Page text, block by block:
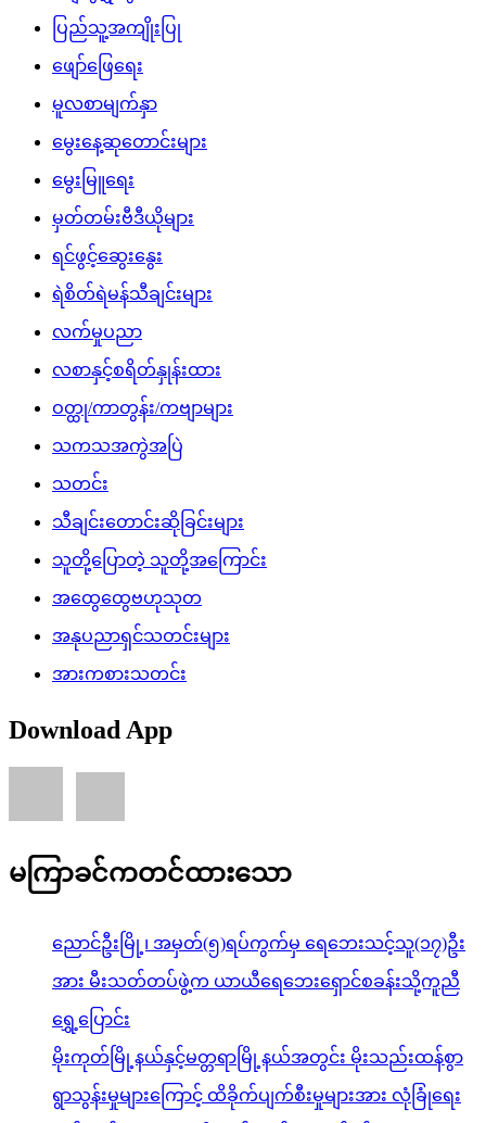
ပြည်သူ့အကျိုးပြု
ဖျော်ဖြေရေး
မူလစာမျက်နှာ
မွေးနေ့ဆုတောင်းများ
မွေးမြူရေး
မှတ်တမ်းဗီဒီယိုများ
ရင်ဖွင့်ဆွေးနွေး
ရဲစိတ်ရဲမန်သီချင်းများ
လက်မှုပညာ
လစာနှင့်စရိတ်နှုန်းထား
ဝတ္ထု/ကာတွန်း/ကဗျာများ
သကသအကွဲအပြဲ
သတင်း
သီချင်းတောင်းဆိုခြင်းများ
သူတို့ပြောတဲ့ သူတို့အကြောင်း
အထွေထွေဗဟုသုတ
အနုပညာရှင်သတင်းများ
အားကစားသတင်း
Download App
မကြာခင်ကတင်ထားသော
ညောင်ဦးမြို့၊ အမှတ်(၅)ရပ်ကွက်မှ ရေဘေးသင့်သူ(၁၇)ဦး
အား မီးသတ်တပ်ဖွဲ့က ယာယီရေဘေးရှောင်စခန်းသို့ကူညီ
ရွှေ့ပြောင်း
မိုးကုတ်မြို့နယ်နှင့်မတ္တရာမြို့နယ်အတွင်း မိုးသည်းထန်စွာ
ရွာသွန်းမှုများကြောင့် ထိခိုက်ပျက်စီးမှုများအား လုံခြုံရေး